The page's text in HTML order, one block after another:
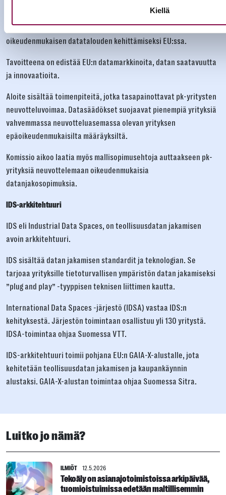
Kiellä
Komissio julkaisi helmikuussa 2022 säädösesityksen (Data Act)
oikeudenmukaisen datatalouden kehittämiseksi EU:ssa.
Tavoitteena on edistää EU:n datamarkkinoita, datan saatavuutta
ja innovaatioita.
Aloite sisältää toimenpiteitä, jotka tasapainottavat pk-yritysten
neuvotteluvoimaa. Datasäädökset suojaavat pienempiä yrityksiä
vahvemmassa neuvotteluasemassa olevan yrityksen
epäoikeudenmukaisilta määräyksiltä.
Komissio aikoo laatia myös mallisopimusehtoja auttaakseen pk-
yrityksiä neuvottelemaan oikeudenmukaisia
datanjakosopimuksia.
IDS-arkkitehtuuri
IDS eli Industrial Data Spaces, on teollisuusdatan jakamisen
avoin arkkitehtuuri.
IDS sisältää datan jakamisen standardit ja teknologian. Se
tarjoaa yrityksille tietoturvallisen ympäristön datan jakamiseksi
”plug and play” -tyyppisen teknisen liittimen kautta.
International Data Spaces -järjestö (IDSA) vastaa IDS:n
kehityksestä. Järjestön toimintaan osallistuu yli 130 yritystä.
IDSA-toimintaa ohjaa Suomessa VTT.
IDS-arkkitehtuuri toimii pohjana EU:n GAIA-X-alustalle, jota
kehitetään teollisuusdatan jakamisen ja kaupankäynnin
alustaksi. GAIA-X-alustan toimintaa ohjaa Suomessa Sitra.
Luitko jo nämä?
ILMIÖT 12.5.2026
Tekoäly on asianajotoimistoissa arkipäivää,
tuomioistuimissa edetään maltillisemmin